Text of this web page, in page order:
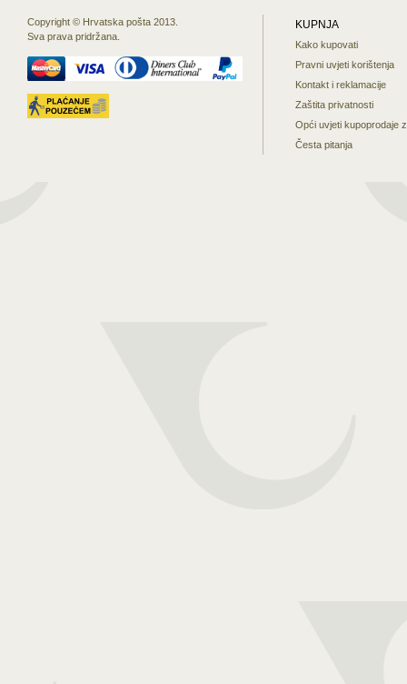
Copyright © Hrvatska pošta 2013.
Sva prava pridržana.
KUPNJA
Kako kupovati
Pravni uvjeti korištenja
Kontakt i reklamacije
Zaštita privatnosti
Opći uvjeti kupoprodaje
Česta pitanja